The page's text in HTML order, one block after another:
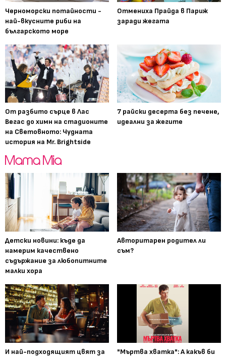
Черноморски потайности -
най-вкусните риби на
българското море
Отмениха Прайда в Париж
заради жегата
От разбито сърце в Лас
Вегас до химн на стадионите
на Световното: Чудната
история на Mr. Brightside
7 райски десерта без печене,
идеални за жегите
Детски новини: къде да
намерим качествено
съдържание за любопитните
малки хора
Авторитарен родител ли
съм?
И най-подходящият цвят за
"Мъртва хватка": А какъв би